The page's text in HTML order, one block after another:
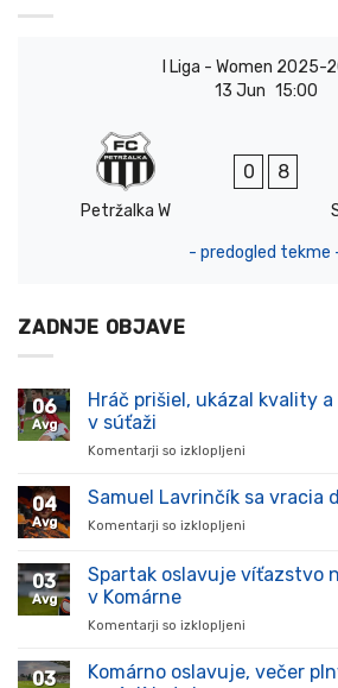
I Liga - Women 2025-
13 Jun 15:00
Petržalka W
0 8
- predogled tekme
ZADNJE OBJAVE
06
Avg
Hráč prišiel, ukázal kvality
v súťaži
Komentarji so izklopljeni
prišiel,
stal
súťaži
04
Avg
Samuel Lavrinčík sa vracia
Komentarji so izklopljeni
Lavrinčík
03
Avg
Spartak oslavuje víťazstvo
v Komárne
Komentarji so izklopljeni
oslavuje
03
Komárno oslavuje, večer